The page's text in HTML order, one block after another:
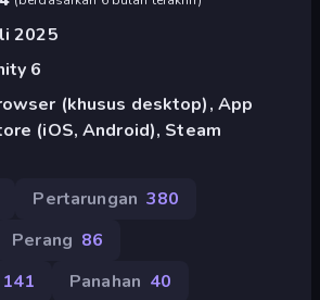
2025
6
(khusus desktop), App
(iOS, Android), Steam
Pertarungan 380
Perang 86
141 Panahan 40